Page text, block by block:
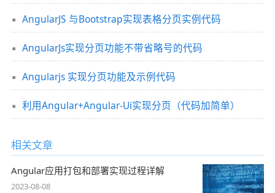
AngularJS 与Bootstrap实现表格分页实例代码
AngularJs实现分页功能不带省略号的代码
Angularjs 实现分页功能及示例代码
利用Angular+Angular-Ui实现分页（代码加简单）
相关文章
Angular应用打包和部署实现过程详解
2023-08-08